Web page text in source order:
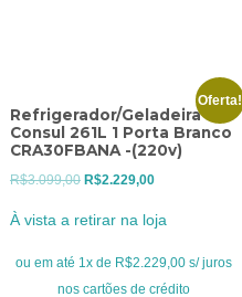
Oferta!
Refrigerador/Geladeira
Consul 261L 1 Porta Branco
CRA30FBANA -(220v)
R$3.099,00 O
era:
R$3.099,00.
R$2.229,00O
atual
é:
R$2.229,00.
À vista a retirar na loja
ou em até 1x de R$2.229,00 s/ juros
nos cartões de crédito